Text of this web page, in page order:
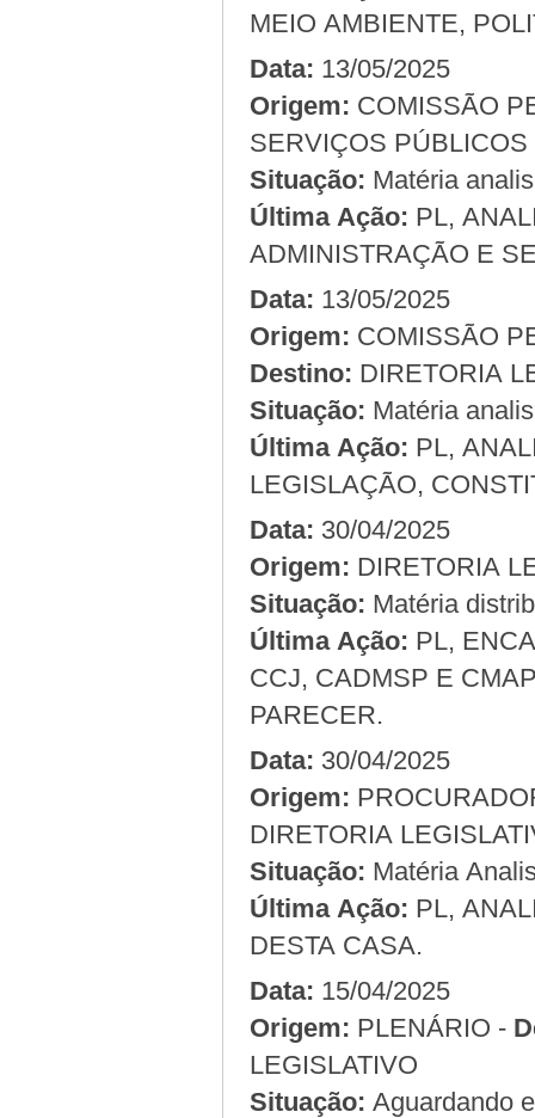
MEIO AMBIENTE,
Data: 13/05/2025
Origem:
Situação: Matéria
Última Ação: PL,
ADMINISTRAÇÃO E
Data: 13/05/2025
Origem:
Destino: DIRETORIA
Situação: Matéria
Última Ação: PL,
LEGISLAÇÃO,
Data: 30/04/2025
Origem:
Situação: Matéria
Última Ação: PL,
CCJ, CADMSP E
PARECER.
Data: 30/04/2025
Origem:
DIRETORIA
Situação: Matéria
Última Ação: PL,
DESTA CASA.
Data: 15/04/2025
Origem:
PLENÁRIO -
LEGISLATIVO
Situação: Aguardando